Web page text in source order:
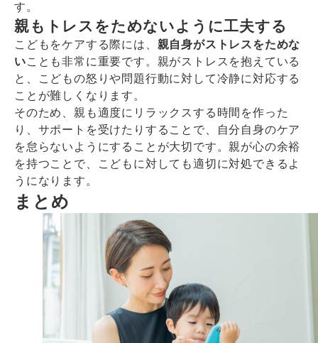
す。
親もトレスをためないように工夫する
こどもをケアする際には、 親自身がストレスをためな
いことも非常に重要です。親がストレスを抱えている
と、こどもの怒りや問題行動に対して冷静に対応する
ことが難しくなります。
そのため、親も適度にリラックスする時間を作った
り、サポートを受けたりすることで、自分自身のケア
を怠らないようにすることが大切です。親が心の余裕
を持つことで、こどもに対しても適切に対処できるよ
うになります。
まとめ